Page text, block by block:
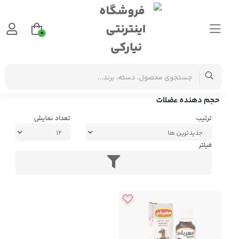
برچسب‌ها حجم دهنده عضلات
حجم دهنده عضلات
ترتیب تعداد نمایش
فیلتر
0